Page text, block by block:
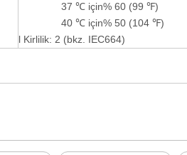
37 ℃ için% 60 (99 ℉)
40 ℃ için% 50 (104 ℉)
l Kirlilik: 2 (bkz. IEC664)